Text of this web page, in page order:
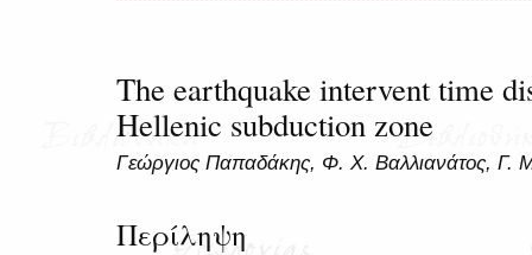
The earthquake intervent time
Hellenic subduction zone
Γεώργιος Παπαδάκης, Φ. Χ. Βαλλιανάτος, Γ.
Περίληψη